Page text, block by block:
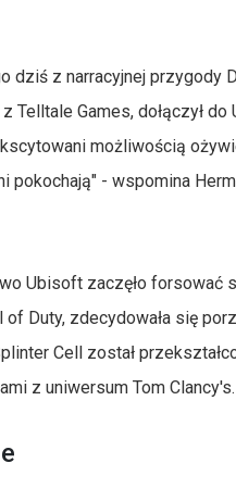
dziś z narracyjnej przygody
Telltale Games, dołączył
możliwością
pokochają" - wspomina
Ubisoft zaczęło forsować
of Duty, zdecydowała się
Cell został
z uniwersum Tom Clancy's.